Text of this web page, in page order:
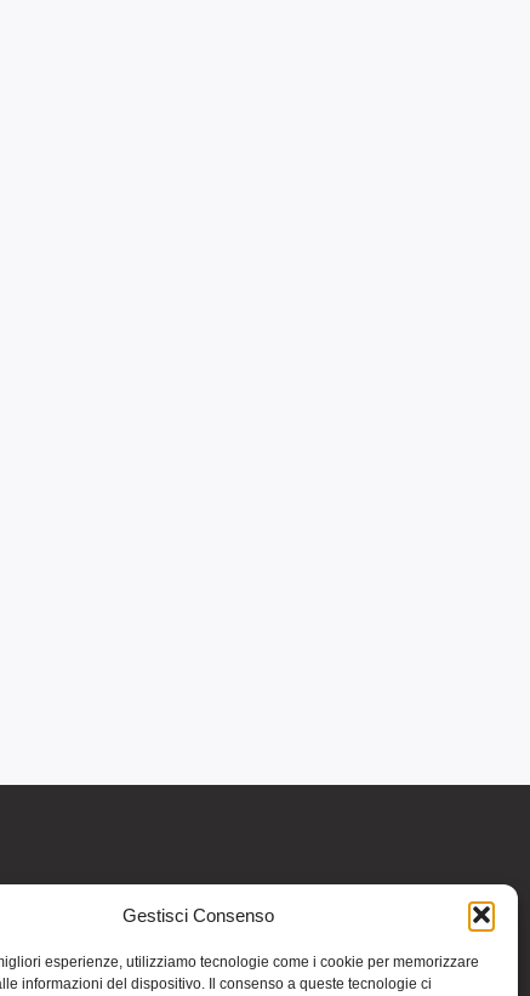
Gestisci Consenso
esperienze, utilizziamo tecnologie come i cookie per memorizzare
informazioni del dispositivo. Il consenso a queste tecnologie ci
generale e non intendono in
o interrompere alcuna terapia o
(nemmeno “naturali”) senza una